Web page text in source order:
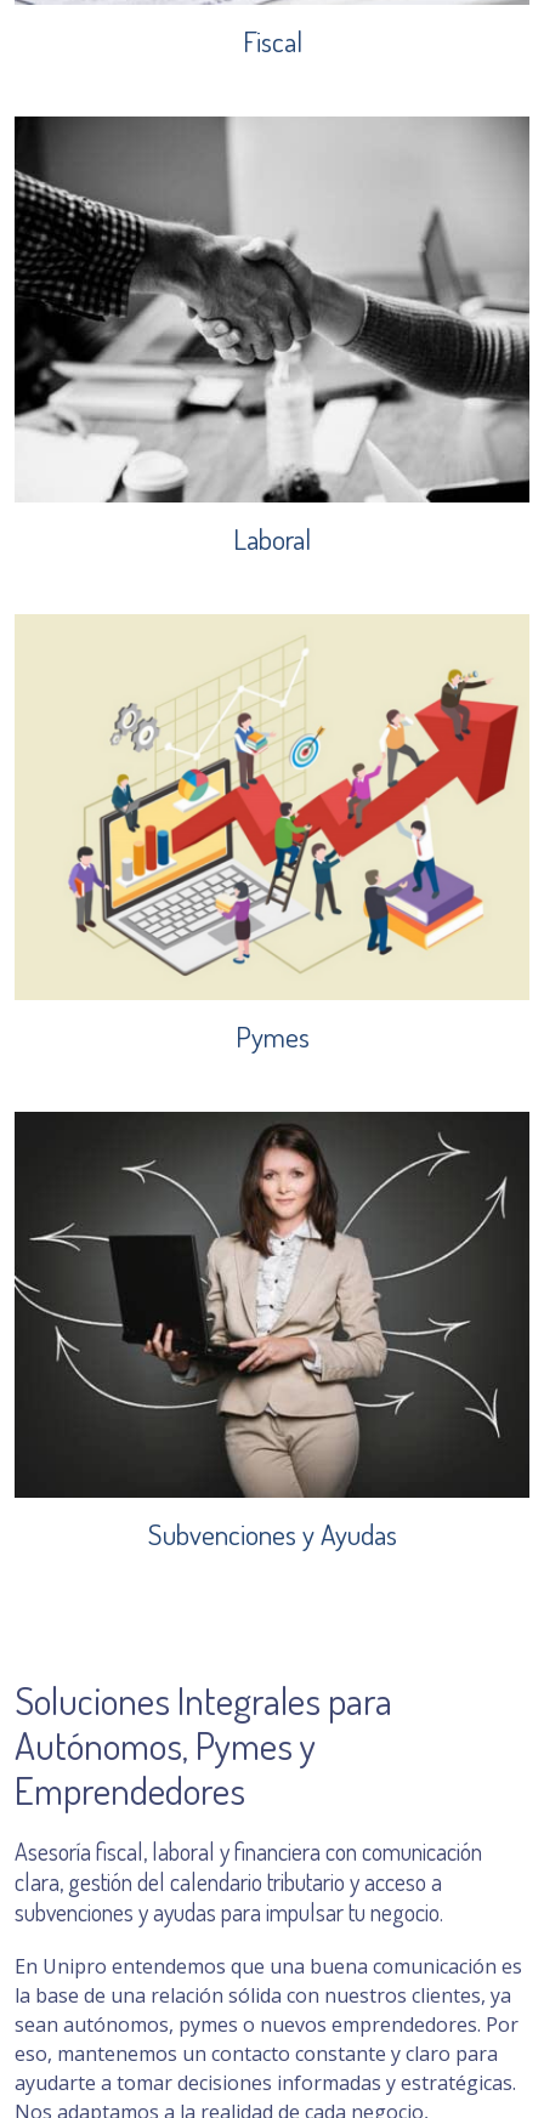
Fiscal
Laboral
Pymes
Subvenciones y Ayudas
Soluciones Integrales para
Autónomos, Pymes y
Emprendedores
Asesoría fiscal, laboral y financiera con comunicación
clara, gestión del calendario tributario y acceso a
subvenciones y ayudas para impulsar tu negocio.
En Unipro entendemos que una buena comunicación es
la base de una relación sólida con nuestros clientes, ya
sean autónomos, pymes o nuevos emprendedores. Por
eso, mantenemos un contacto constante y claro para
ayudarte a tomar decisiones informadas y estratégicas.
Nos adaptamos a la realidad de cada negocio,